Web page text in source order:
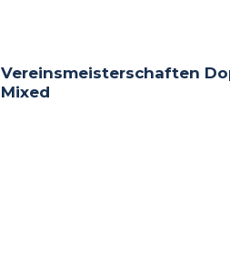
Vereinsmeisterschaften
Mixed